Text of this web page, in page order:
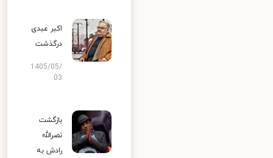
اکبر عبدی
درگذشت
1405/05/
03
بازگشت
نصرالله
رادش به